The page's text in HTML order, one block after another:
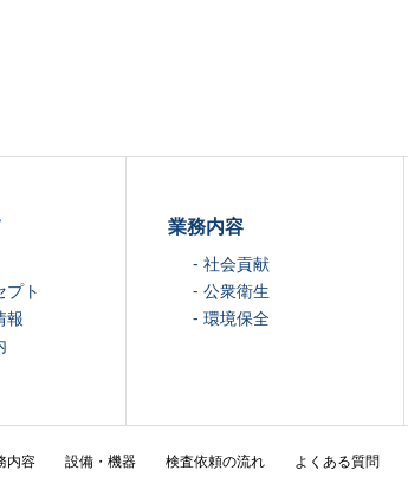
プト
報
業務内容
- 社会貢献
- 公衆衛生
- 環境保全
内容 設備・機器 検査依頼の流れ よくある質問